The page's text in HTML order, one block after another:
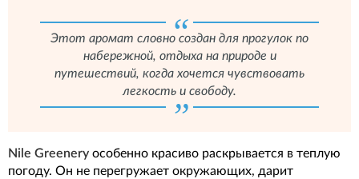
Этот аромат словно создан для прогулок по
набережной, отдыха на природе и
путешествий, когда хочется чувствовать
легкость и свободу.
Nile Greenery особенно красиво раскрывается в теплую
погоду. Он не перегружает окружающих, дарит